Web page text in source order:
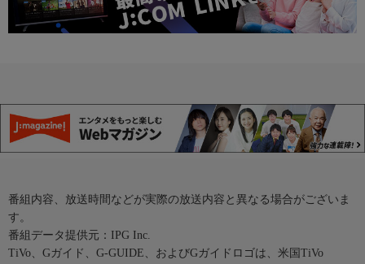
番組内容、放送時間などが実際の放送内容と異なる場合がございま
す。
番組データ提供元：IPG Inc.
TiVo、Gガイド、G-GUIDE、およびGガイドロゴは、米国TiVo